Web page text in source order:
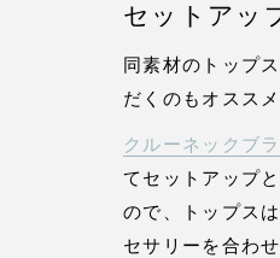
セットアッ
同素材のトップ
だくのもオススメ
クルーネックブ
てセットアップ
ので、トップス
セサリーを合わ